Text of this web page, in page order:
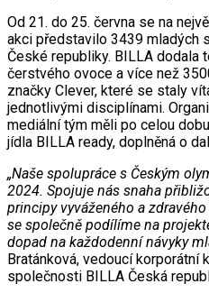
Od 21. do 25. června se na
akci představilo 3439 mladých
České republiky. BILLA dodala
čerstvého ovoce a více než
značky Clever, které se staly
jednotlivými disciplínami.
mediální tým měli po celou
jídla BILLA ready, doplněná o
„Naše spolupráce s Českým
2024. Spojuje nás snaha
principy vyváženého a
se společně podílíme na
dopad na každodenní návyky
Bratánková, vedoucí korporátní
společnosti BILLA Česká